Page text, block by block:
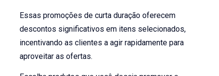
Essas promoções de curta duração oferecem
descontos significativos em itens selecionados,
incentivando as clientes a agir rapidamente para
aproveitar as ofertas.